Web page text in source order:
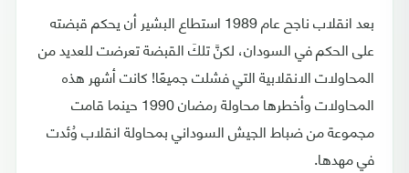
بعد انقلاب ناجح عام 1989 استطاع البشير أن يحكم قبضته
على الحكم في السودان، لكنَّ تلكَ القبضة تعرضت للعديد من
المحاولات الانقلابية التي فشلت جميعًا! كانت أشهر هذه
المحاولات وأخطرها محاولة رمضان 1990 حينما قامت
مجموعة من ضباط الجيش السوداني بمحاولة انقلاب وُئدت
في مهدها.